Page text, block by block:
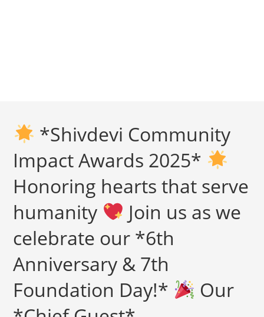
*Shivdevi Community
Impact Awards 2025*
Honoring hearts that serve
humanity
Join us as we
celebrate our *6th
Anniversary & 7th
Foundation Day!*
Our